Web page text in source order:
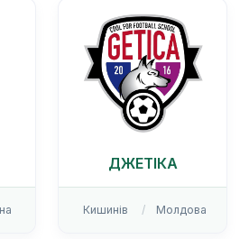
ДЖЕТІКА
Кишинів Молдова